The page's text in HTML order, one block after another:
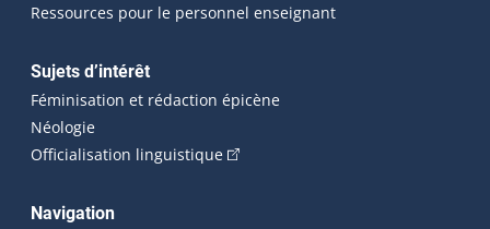
Ressources pour le personnel enseignant
Sujets d’intérêt
Féminisation et rédaction épicène
Néologie
Officialisation linguistique(Cet hyperlien externe s'ouvrira
Navigation